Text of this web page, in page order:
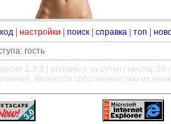
настройки поиск справка топ
гость
1.9.3 | активных за сутки / месяц: 88 /
являются собственностью их
———————————————